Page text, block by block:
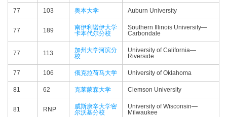
77 103 奥本大学 Auburn University
77 189
南伊利诺伊大学
卡本代尔分校
Southern Illinois University—​
Carbondale
77 113
加州大学河滨分
校
University of California—​
Riverside
77 106 俄克拉荷马大学 University of Oklahoma
81 62 克莱蒙森大学 Clemson University
81 RNP
威斯康辛大学密
尔沃基分校
University of Wisconsin—​
Milwaukee